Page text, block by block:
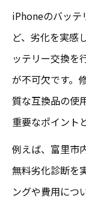
iPhoneのバッテ
ど、劣化を実感
ッテリー交換を
が不可欠です。
質な互換品の使
重要なポイント
例えば、富里市
無料劣化診断を
ングや費用につ